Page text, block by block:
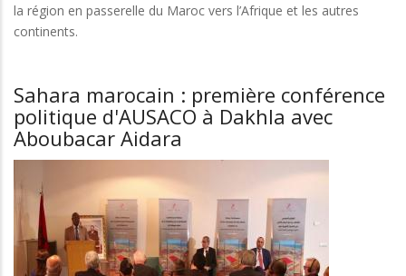
la région en passerelle du Maroc vers l’Afrique et les autres
continents.
Sahara marocain : première conférence
politique d'AUSACO à Dakhla avec
Aboubacar Aidara